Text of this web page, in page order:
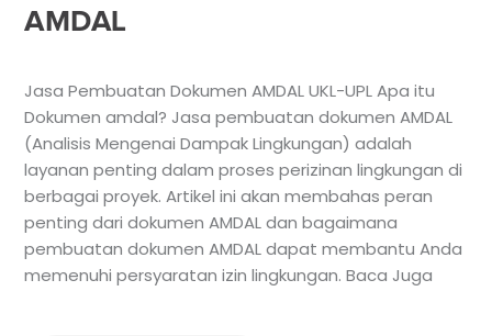
AMDAL
Jasa Pembuatan Dokumen AMDAL UKL-UPL Apa itu
Dokumen amdal? Jasa pembuatan dokumen AMDAL
(Analisis Mengenai Dampak Lingkungan) adalah
layanan penting dalam proses perizinan lingkungan di
berbagai proyek. Artikel ini akan membahas peran
penting dari dokumen AMDAL dan bagaimana
pembuatan dokumen AMDAL dapat membantu Anda
memenuhi persyaratan izin lingkungan. Baca Juga